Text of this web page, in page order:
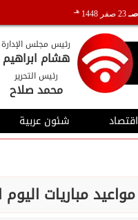
23 صفر 1448 هـ
رئيس مجلس الإدارة
هشام ابراهيم
رئيس التحرير
محمد صلاح
اقتصاد شئون عربية
مواعيد مباريات اليوم الأربعاء 13 مايو 2026